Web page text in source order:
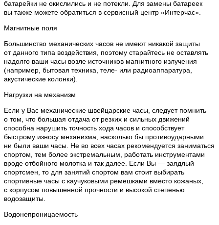
батарейки не окислились и не потекли. Для замены батареек
вы также можете обратиться в сервисный центр «Интерчас».
Магнитные поля
Большинство механических часов не имеют никакой защиты
от данного типа воздействия, поэтому старайтесь не оставлять
надолго ваши часы возле источников магнитного излучения
(например, бытовая техника, теле- или радиоаппаратура,
акустические колонки).
Нагрузки на механизм
Если у Вас механические швейцарские часы, следует помнить
о том, что большая отдача от резких и сильных движений
способна нарушить точность хода часов и способствует
быстрому износу механизма, насколько бы противоударными
ни были ваши часы. Не во всех часах рекомендуется заниматься
спортом, тем более экстремальным, работать инструментами
вроде отбойного молотка и так далее. Если Вы — заядлый
спортсмен, то для занятий спортом вам стоит выбирать
спортивные часы с каучуковыми ремешками вместо кожаных,
с корпусом повышенной прочности и высокой степенью
водозащиты.
Водонепроницаемость